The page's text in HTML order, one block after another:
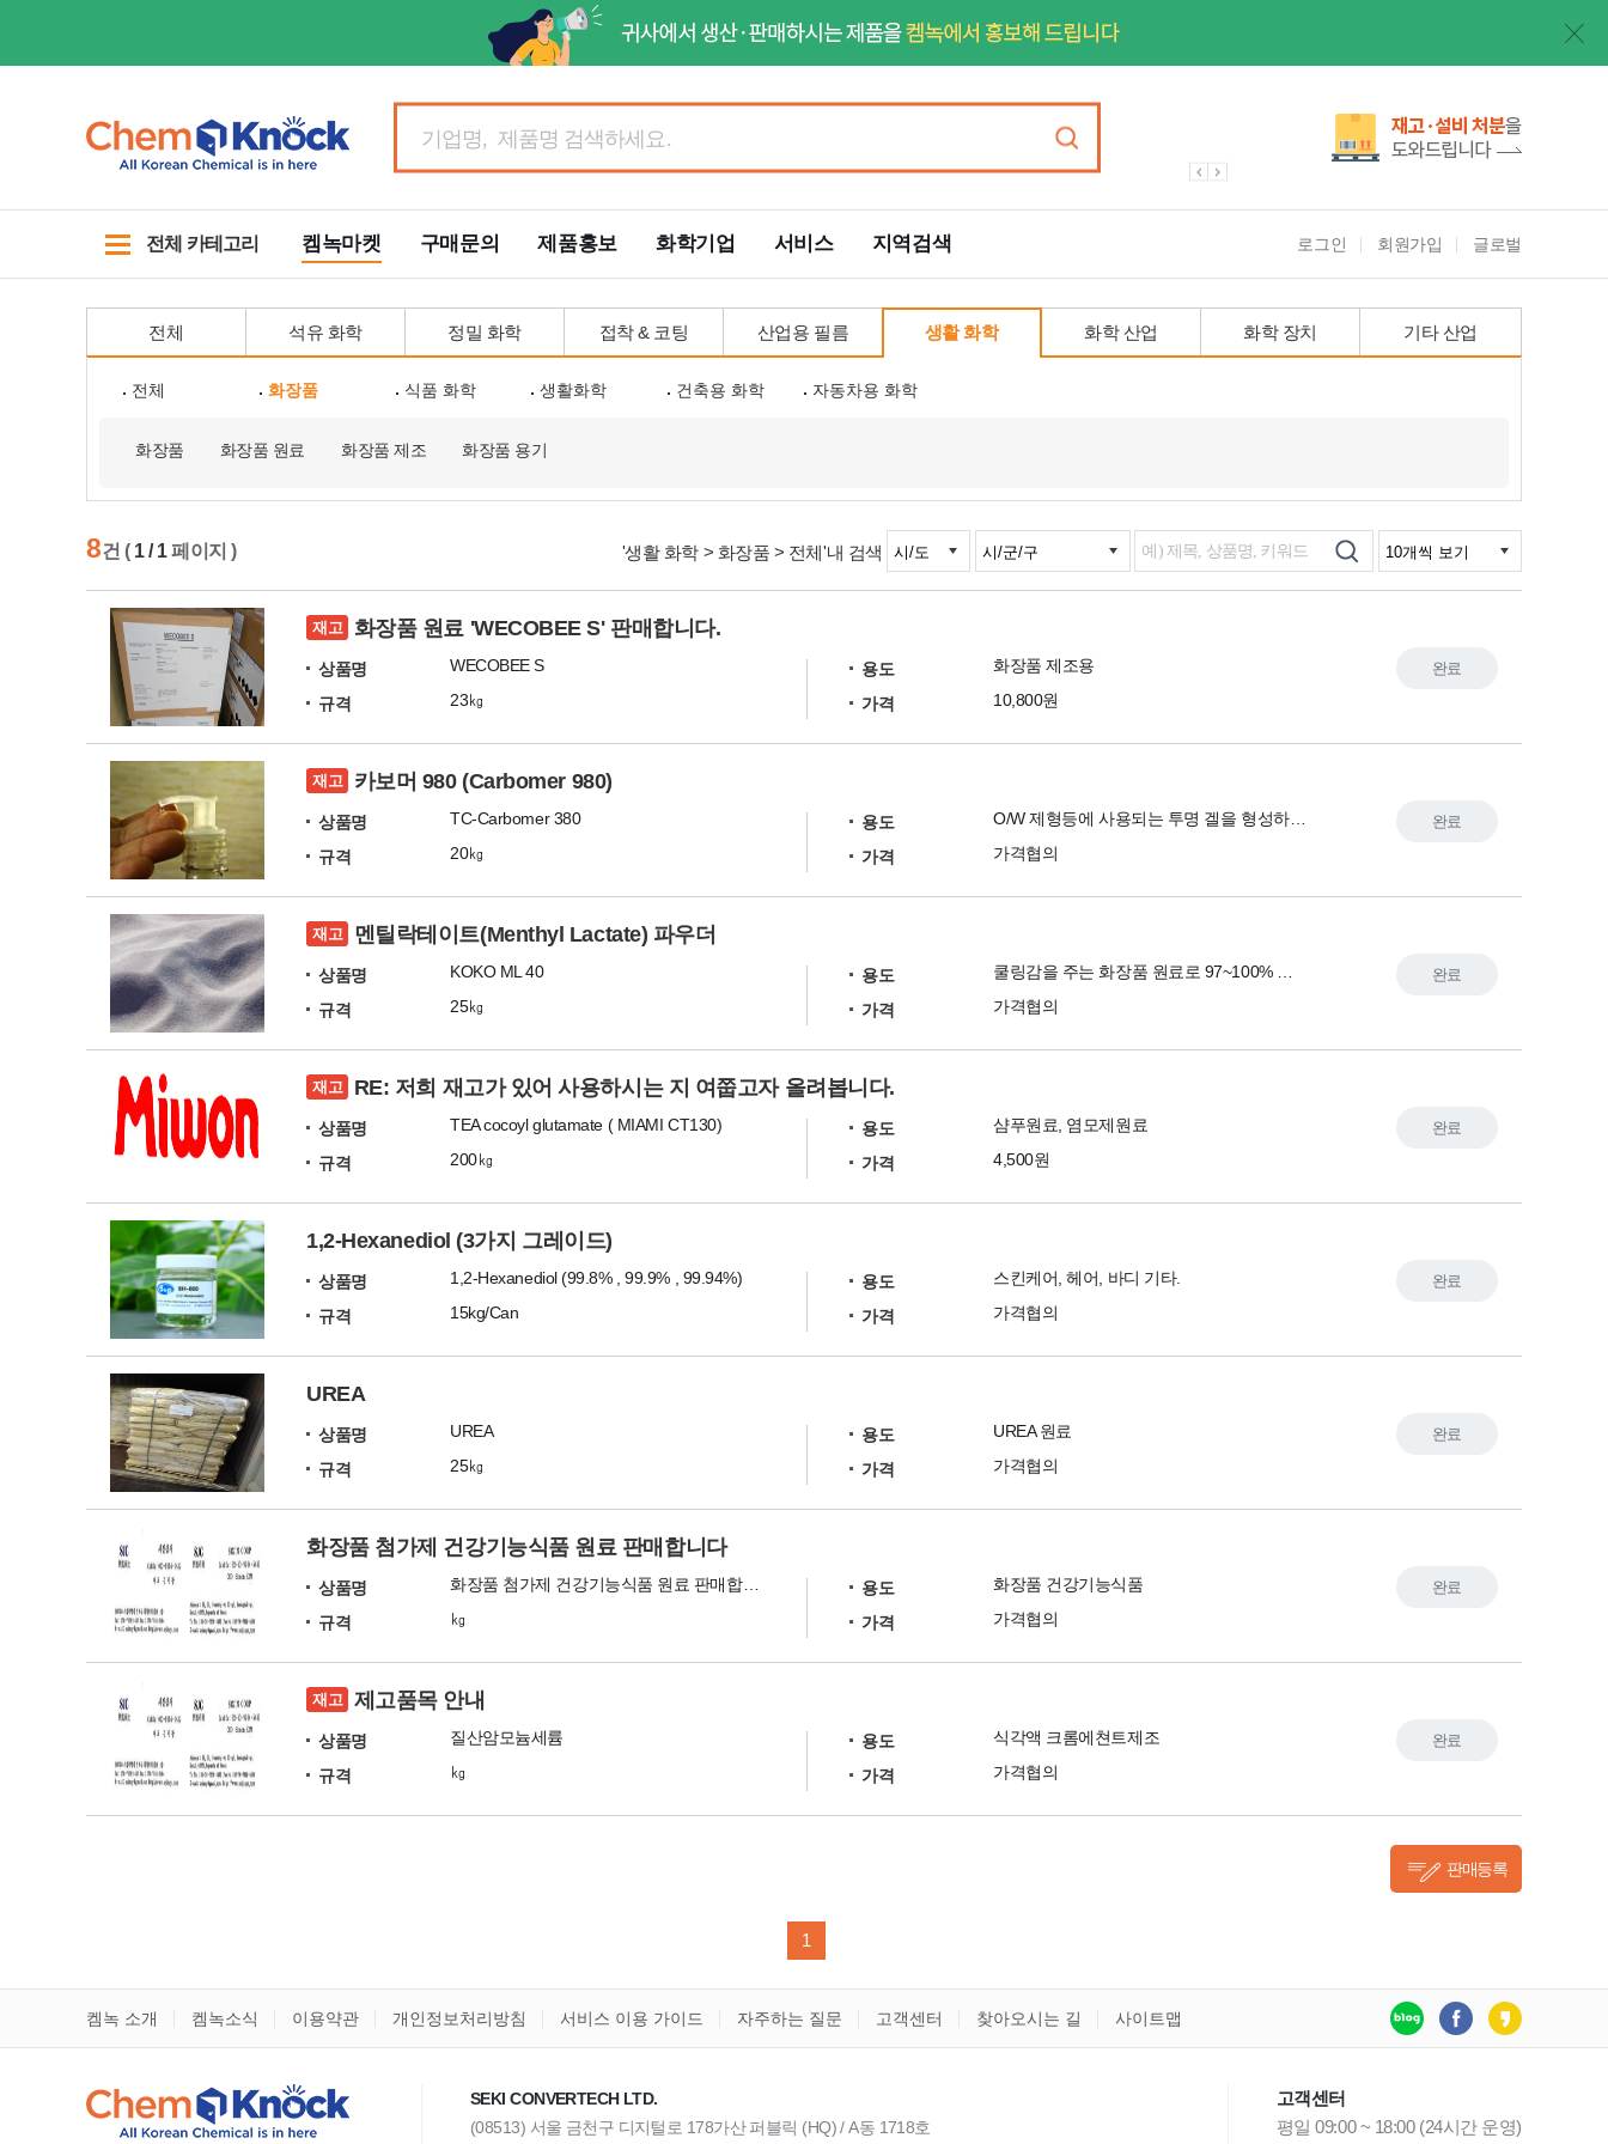
전체 카테고리 켐녹마켓 구매문의 제품홍보 화학기업 서비스 지역검색 로그인 회원가입 글로벌
전체 석유 화학 정밀 화학 접착 & 코팅 산업용 필름 생활 화학 화학 산업 화학 장치 기타 산업
전체 화장품 식품 화학 생활화학 건축용 화학 자동차용 화학
화장품 화장품 원료 화장품 제조 화장품 용기
8건 ( 1 / 1페이지 ) '생활 화학 > 화장품 > 전체'내 검색
재고 화장품 원료 'WECOBEE S' 판매합니다.
상품명
WECOBEE S
규격
23㎏
용도
화장품 제조용
가격
10,800원
완료
재고 카보머 980 (Carbomer 980)
상품명
TC-Carbomer 380
규격
20㎏
용도
O/W 제형등에 사용되는 투명 겔을 형성하는 증점제
가격
가격협의
완료
재고 멘틸락테이트(Menthyl Lactate) 파우더
상품명
KOKO ML 40
규격
25㎏
용도
가격
가격협의
완료
재고 RE: 저희 재고가 있어 사용하시는 지 여쭙고자 올려봅니다.
상품명
TEA cocoyl glutamate ( MIAMI CT130)
규격
200㎏
용도
샴푸원료, 염모제원료
가격
4,500원
완료
1,2-Hexanediol (3가지 그레이드)
상품명
1,2-Hexanediol (99.8% , 99.9% , 99.94%)
규격
15kg/Can
용도
스킨케어, 헤어, 바디 기타.
가격
가격협의
완료
UREA
상품명
UREA
규격
25㎏
용도
UREA 원료
가격
가격협의
완료
화장품 첨가제 건강기능식품 원료 판매합니다
상품명
화장품 첨가제 건강기능식품 원료 판매합니다
규격
㎏
용도
화장품 건강기능식품
가격
가격협의
완료
재고 제고품목 안내
상품명
질산암모늄세륨
규격
㎏
용도
식각액 크롬에쳔트제조
가격
가격협의
완료
판매등록
1
켐녹 소개 켐녹소식 이용약관 개인정보처리방침 서비스 이용 가이드 자주하는 질문 고객센터 찾아오시는 길 사이트맵
SEKI CONVERTECH LTD.
(08513) 서울 금천구 디지털로 178가산 퍼블릭 (HQ) / A동 1718호
고객센터
평일 09:00 ~ 18:00 (24시간 운영)